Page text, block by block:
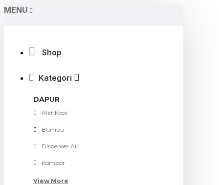
MENU
Shop
Kategori
DAPUR
Alat Kopi
Bumbu
Dispenser Air
Kompor
View More